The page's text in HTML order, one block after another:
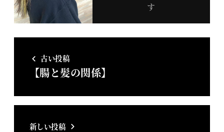
す
古い投稿
【腸と髪の関係】
新しい投稿